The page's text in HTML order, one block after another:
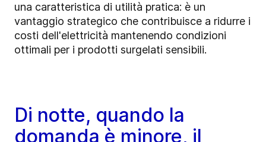
una caratteristica di utilità pratica: è un
vantaggio strategico che contribuisce a ridurre i
costi dell'elettricità mantenendo condizioni
ottimali per i prodotti surgelati sensibili.
Di notte, quando la
domanda è minore, il